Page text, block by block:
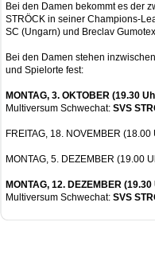
Bei den Damen bekommt es der
STRÖCK in seiner Champions-
SC (Ungarn) und Breclav
Bei den Damen stehen
und Spielorte fest:
MONTAG, 3. OKTOBER (19.30
Multiversum Schwechat: SVS
FREITAG, 18. NOVEMBER
MONTAG, 5. DEZEMBER (19.00
MONTAG, 12. DEZEMBER (19.30
Multiversum Schwechat: SVS